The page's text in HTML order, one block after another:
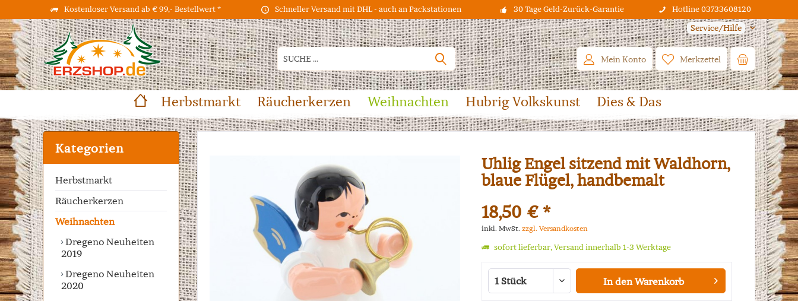
Kostenloser Versand ab € 99,- Bestellwert * Schneller Versand mit DHL - auch an Packstationen 30 Tage Geld-Zurück-Garantie Hotline 03733608120
Service/Hilfe
Merkzettel
Mein Konto
Herbstmarkt Räucherkerzen Weihnachten Hubrig Volkskunst Dies & Das
Kategorien
Herbstmarkt
Räucherkerzen
Weihnachten
Dregeno Neuheiten
2019
Dregeno Neuheiten
2020
Uhlig Engel sitzend mit Waldhorn,
blaue Flügel, handbemalt
18,50 € *
inkl. MwSt. zzgl. Versandkosten
sofort lieferbar, Versand innerhalb 1-3 Werktage
In den Warenkorb